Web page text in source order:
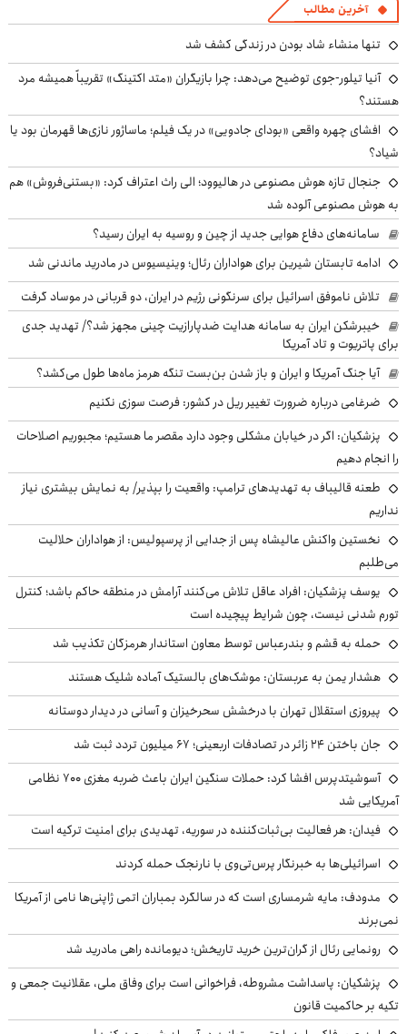
آخرین مطالب
تنها منشاء شاد بودن در زندگی کشف شد
آنیا تیلور-جوی توضیح می‌دهد: چرا بازیگران «متد اکتینگ» تقریباً همیشه مرد
هستند؟
افشای چهره واقعی «بودای جادویی» در یک فیلم؛ ماساژور نازی‌ها قهرمان بود یا
شیاد؟
جنجال تازه هوش مصنوعی در هالیوود؛ الی راث اعتراف کرد: «بستنی‌فروش» هم
به هوش مصنوعی آلوده شد
سامانه‌های دفاع هوایی جدید از چین و روسیه به ایران رسید؟
ادامه تابستان شیرین برای هواداران رئال؛ وینیسیوس در مادرید ماندنی شد
تلاش ناموفق اسرائیل برای سرنگونی رژیم در ایران، دو قربانی در موساد گرفت
خیبرشکن ایران به سامانه هدایت ضدپارازیت چینی مجهز شد؟/ تهدید جدی
برای پاتریوت و تاد آمریکا
آیا جنگ آمریکا و ایران و باز شدن بن‌بست تنگه هرمز ماه‌ها طول می‌کشد؟
ضرغامی درباره ضرورت تغییر ریل در کشور: فرصت سوزی نکنیم
پزشکیان: اگر در خیابان مشکلی وجود دارد مقصر ما هستیم؛ مجبوریم اصلاحات
را انجام دهیم
طعنه قالیباف به تهدیدهای ترامپ: واقعیت را بپذیر/ به نمایش بیشتری نیاز
نداریم
نخستین واکنش عالیشاه پس از جدایی از پرسپولیس: از هواداران حلالیت
می‌طلبم
یوسف پزشکیان: افراد عاقل تلاش می‌کنند آرامش در منطقه حاکم باشد؛ کنترل
تورم شدنی نیست، چون شرایط پیچیده است
حمله به قشم و بندرعباس توسط معاون استاندار هرمزگان تکذیب شد
هشدار یمن به عربستان: موشک‌های بالستیک آماده شلیک هستند
پیروزی استقلال تهران با درخشش سحرخیزان و آسانی در دیدار دوستانه
جان باختن ۲۴ زائر در تصادفات اربعینی؛ ۶۷ میلیون تردد ثبت شد
آسوشیتدپرس افشا کرد: حملات سنگین ایران باعث ضربه مغزی ۷۰۰ نظامی
آمریکایی شد
فیدان: هر فعالیت بی‌ثبات‌کننده در سوریه، تهدیدی برای امنیت ترکیه است
اسرائیلی‌ها به خبرنگار پرس‌تی‌وی با نارنجک حمله کردند
مدودف: مایه شرمساری است که در سالگرد بمباران اتمی ژاپنی‌ها نامی از آمریکا
نمی‌برند
رونمایی رئال از گران‌ترین خرید تاریخش؛ دیومانده راهی مادرید شد
پزشکیان: پاسداشت مشروطه، فراخوانی است برای وفاق ملی، عقلانیت جمعی و
تکیه بر حاکمیت قانون